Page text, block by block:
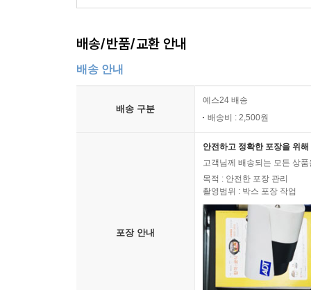
배송/반품/교환 안내
배송 안내
배송 구분
예스24 배송
배송비 : 2,500원
포장 안내
안전하고 정확한 포장을 위
고객님께 배송되는 모든 상
목적 : 안전한 포장 관리
촬영범위 : 박스 포장 작업